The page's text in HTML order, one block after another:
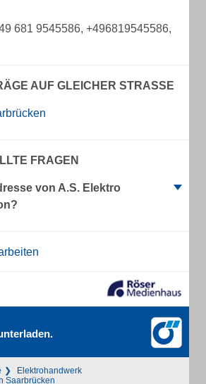
681 9545586, +496819545586,
AUF GLEICHER STRASSE
FRAGEN
von A.S. Elektro
Elektrohandwerk
Saarbrücken